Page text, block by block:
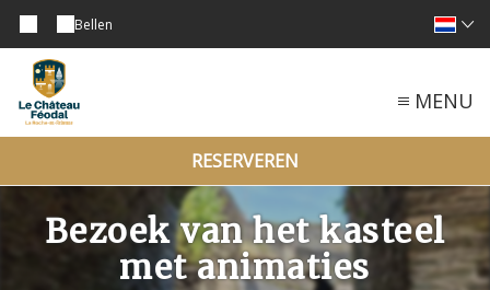
Bellen
MENU
RESERVEREN
Bezoek van het kasteel
met animaties